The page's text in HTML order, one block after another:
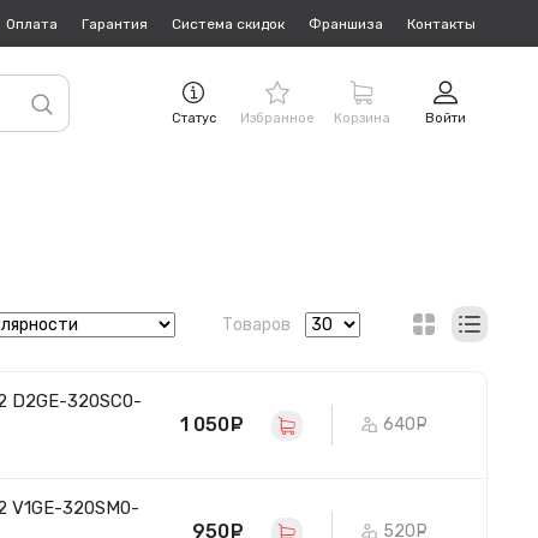
Оплата Гарантия Система скидок Франшиза Контакты
Статус Избранное Корзина Войти
Товаров
D2GE-320SC0-
1 050 руб. 640
V1GE-320SM0-
950 руб. 520